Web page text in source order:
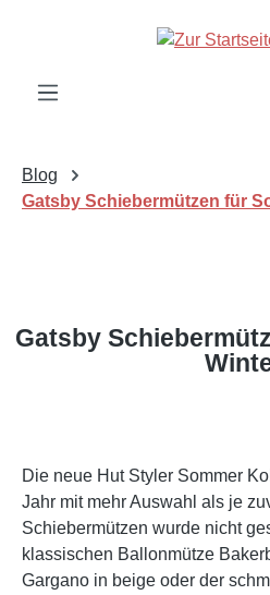
Zum Hauptinhalt springen
Blog
Gatsby Schiebermützen für
Gatsby
Die neue Hut Styler Sommer
Jahr mit mehr Auswahl als je
Schiebermützen wurde nicht
klassischen Ballonmütze
Gargano in beige oder der